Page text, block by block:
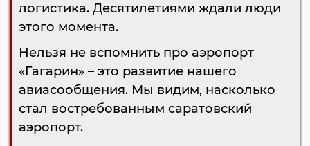
логистика. Десятилетиями ждали люди
этого момента.
Нельзя не вспомнить про аэропорт
«Гагарин» – это развитие нашего
авиасообщения. Мы видим, насколько
стал востребованным саратовский
аэропорт.